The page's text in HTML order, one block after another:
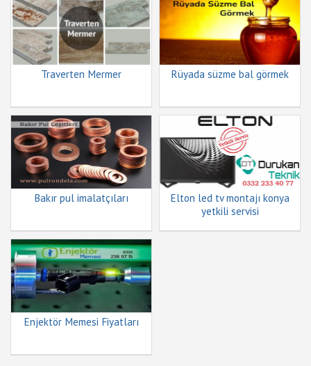
Traverten Mermer Rüyada süzme bal görmek
Bakır pul imalatçıları
Elton led tv montajı konya
yetkili servisi
Enjektör Memesi Fiyatları